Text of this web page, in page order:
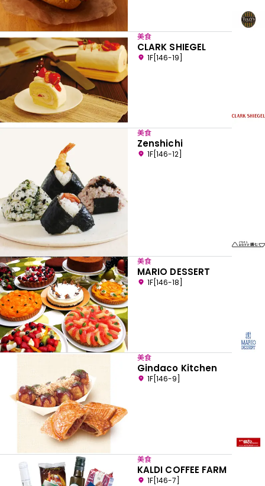
美食
CLARK SHIEGEL
1F[146-19]
美食
Zenshichi
1F[146-12]
美食
MARIO DESSERT
1F[146-18]
美食
Gindaco Kitchen
1F[146-9]
美食
KALDI COFFEE FARM
1F[146-7]